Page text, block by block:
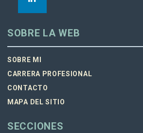
SOBRE LA WEB
SOBRE MI
CARRERA PROFESIONAL
CONTACTO
MAPA DEL SITIO
SECCIONES